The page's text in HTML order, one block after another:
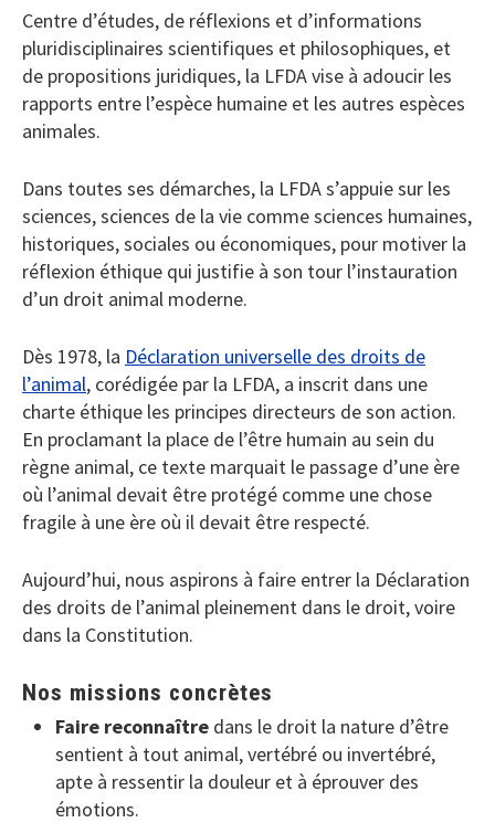
Centre d’études, de réflexions et d’informations
pluridisciplinaires scientifiques et philosophiques, et
de propositions juridiques, la LFDA vise à adoucir les
rapports entre l’espèce humaine et les autres espèces
animales.
Dans toutes ses démarches, la LFDA s’appuie sur les
sciences, sciences de la vie comme sciences humaines,
historiques, sociales ou économiques, pour motiver la
réflexion éthique qui justifie à son tour l’instauration
d’un droit animal moderne.
Dès 1978, la Déclaration universelle des droits de
l’animal, corédigée par la LFDA, a inscrit dans une
charte éthique les principes directeurs de son action.
En proclamant la place de l’être humain au sein du
règne animal, ce texte marquait le passage d’une ère
où l’animal devait être protégé comme une chose
fragile à une ère où il devait être respecté.
Aujourd’hui, nous aspirons à faire entrer la Déclaration
des droits de l’animal pleinement dans le droit, voire
dans la Constitution.
Nos missions concrètes
Faire reconnaître dans le droit la nature d’être
sentient à tout animal, vertébré ou invertébré,
apte à ressentir la douleur et à éprouver des
émotions.